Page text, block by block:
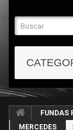
FUNDAS
MERCEDES